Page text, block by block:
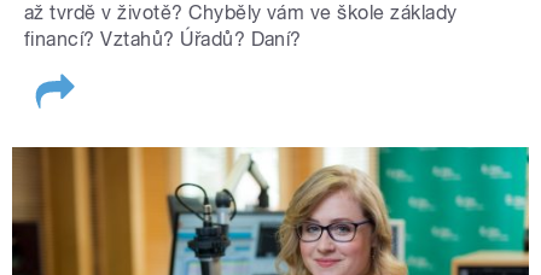
až tvrdě v životě? Chyběly vám ve škole základy
financí? Vztahů? Úřadů? Daní?